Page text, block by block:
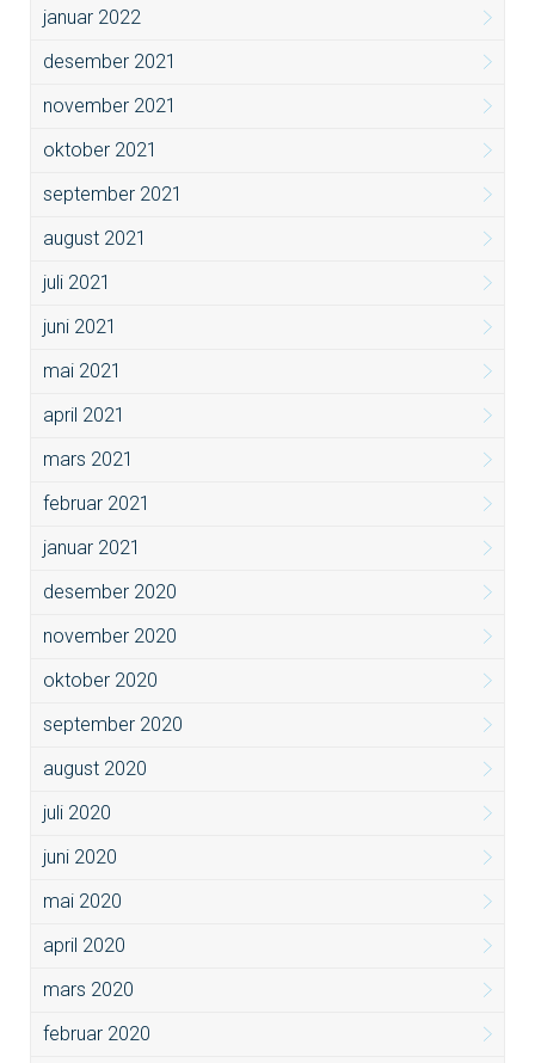
januar 2022
desember 2021
november 2021
oktober 2021
september 2021
august 2021
juli 2021
juni 2021
mai 2021
april 2021
mars 2021
februar 2021
januar 2021
desember 2020
november 2020
oktober 2020
september 2020
august 2020
juli 2020
juni 2020
mai 2020
april 2020
mars 2020
februar 2020